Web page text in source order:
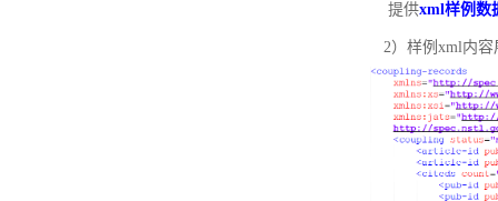
提供xml样例数
2）样例xml内容